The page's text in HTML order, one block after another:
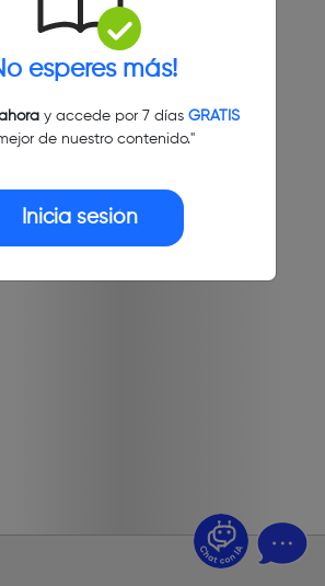
esperes más!
y accede por 7 días GRATIS
de nuestro contenido."
Inicia sesión